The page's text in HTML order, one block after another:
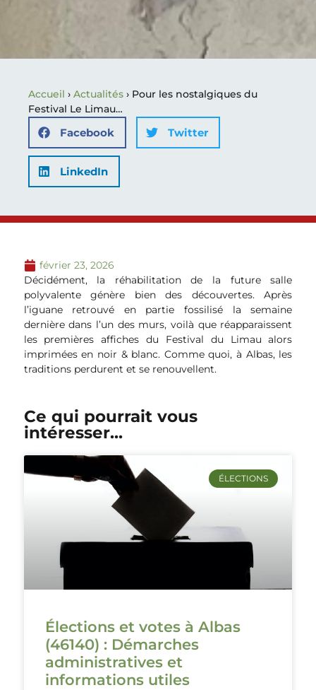
Accueil › Actualités › Pour les nostalgiques du
Festival Le Limau…
Facebook Twitter
LinkedIn
février 23, 2026
Décidément, la réhabilitation de la future salle
polyvalente génère bien des découvertes. Après
l’iguane retrouvé en partie fossilisé la semaine
dernière dans l’un des murs, voilà que réapparaissent
les premières affiches du Festival du Limau alors
imprimées en noir & blanc. Comme quoi, à Albas, les
traditions perdurent et se renouvellent.
Ce qui pourrait vous
intéresser...
ÉLECTIONS
Élections et votes à Albas
(46140) : Démarches
administratives et
informations utiles